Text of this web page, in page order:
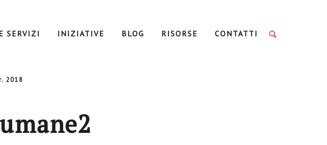
SERVIZI INIZIATIVE BLOG RISORSE CONTATTI
2018